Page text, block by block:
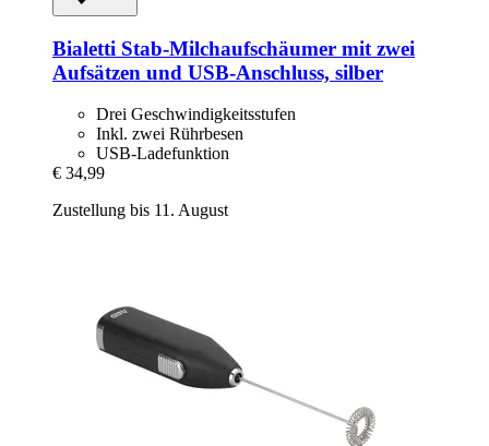
Bialetti Stab-​Milchaufschäumer mit zwei
Aufsätzen und USB-​Anschluss, silber
Drei Geschwindigkeitsstufen
Inkl. zwei Rührbesen
USB-Ladefunktion
€ 34,99
Zustellung bis 11. August